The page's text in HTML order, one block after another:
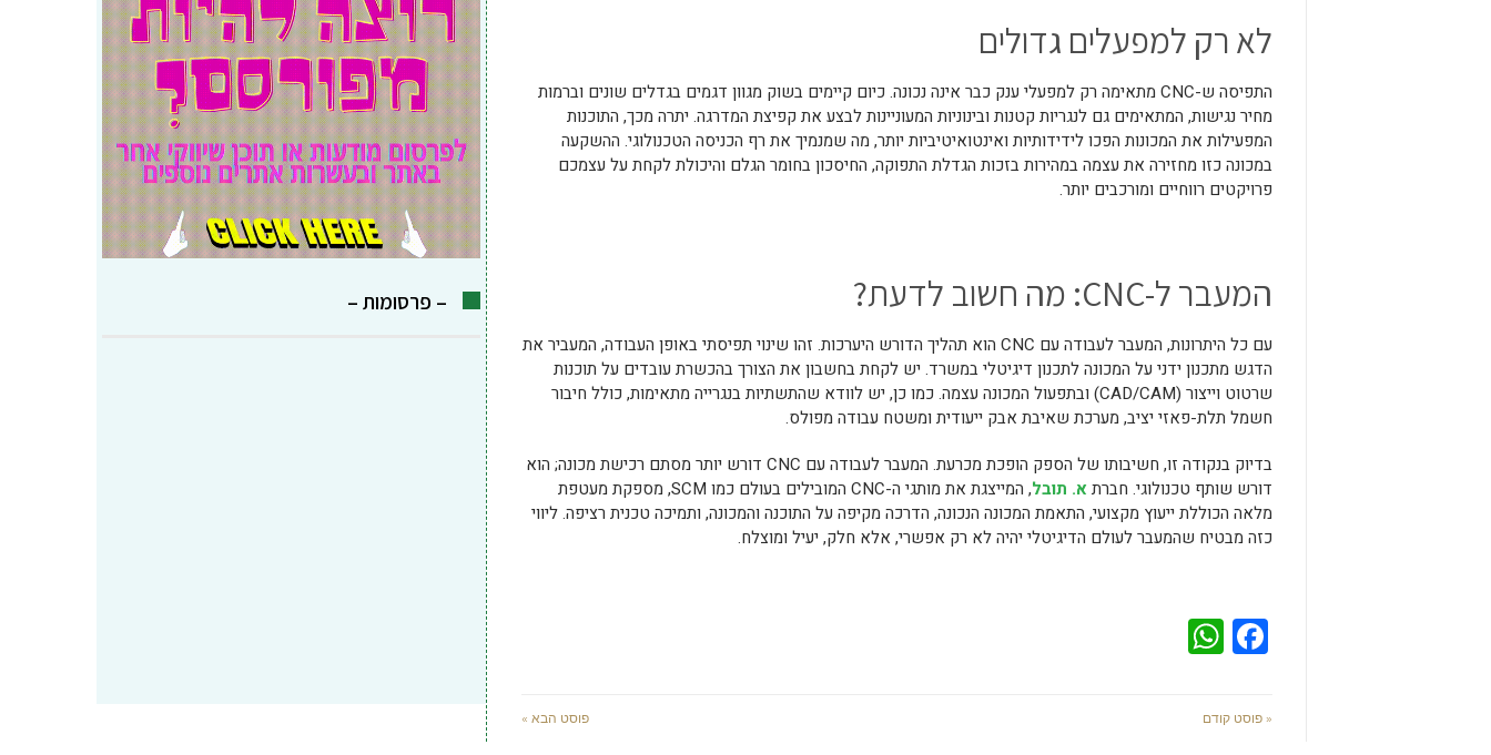
לא רק למפעלים גדולים
התפיסה ש-CNC מתאימה רק למפעלי ענק כבר אינה נכונה. כיום קיימים בשוק מגוון דגמים בגדלים שונים וברמות
מחיר נגישות, המתאימים גם לנגריות קטנות ובינוניות המעוניינות לבצע את קפיצת המדרגה. יתרה מכך, התוכנות
המפעילות את המכונות הפכו לידידותיות ואינטואיטיביות יותר, מה שמנמיך את רף הכניסה הטכנולוגי. ההשקעה
במכונה כזו מחזירה את עצמה במהירות בזכות הגדלת התפוקה, החיסכון בחומר הגלם והיכולת לקחת על עצמכם
פרויקטים רווחיים ומורכבים יותר.
המעבר ל-CNC: מה חשוב לדעת?
עם כל היתרונות, המעבר לעבודה עם CNC הוא תהליך הדורש היערכות. זהו שינוי תפיסתי באופן העבודה, המעביר את
הדגש מתכנון ידני על המכונה לתכנון דיגיטלי במשרד. יש לקחת בחשבון את הצורך בהכשרת עובדים על תוכנות
שרטוט וייצור (CAD/CAM) ובתפעול המכונה עצמה. כמו כן, יש לוודא שהתשתיות בנגרייה מתאימות, כולל חיבור
חשמל תלת-פאזי יציב, מערכת שאיבת אבק ייעודית ומשטח עבודה מפולס.
בדיוק בנקודה זו, חשיבותו של הספק הופכת מכרעת. המעבר לעבודה עם CNC דורש יותר מסתם רכישת מכונה; הוא
דורש שותף טכנולוגי. חברתא. תובל
, המייצגת את מותגי ה-CNC המובילים בעולם כמו SCM, מספקת מעטפת
מלאה הכוללת ייעוץ מקצועי, התאמת המכונה הנכונה, הדרכה מקיפה על התוכנה והמכונה, ותמיכה טכנית רציפה. ליווי
כזה מבטיח שהמעבר לעולם הדיגיטלי יהיה לא רק אפשרי, אלא חלק, יעיל ומוצלח.
Facebook
« פוסט קודם פוסט הבא »
– פרסומות –